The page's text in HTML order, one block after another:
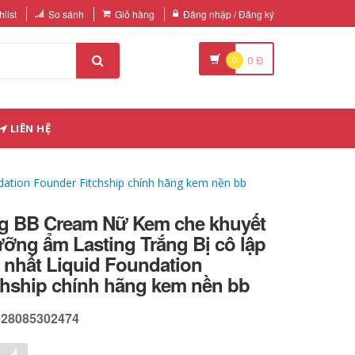
So sánh Giỏ hàng Đăng nhập / Đăng ký
0 0 Đ
LIÊN HỆ
Founder Fitchship chính hãng kem nền bb
BB Cream Nữ Kem che khuyết
ẩm Lasting Trắng Bị cô lập
nhất Liquid Foundation
chính hãng kem nền bb